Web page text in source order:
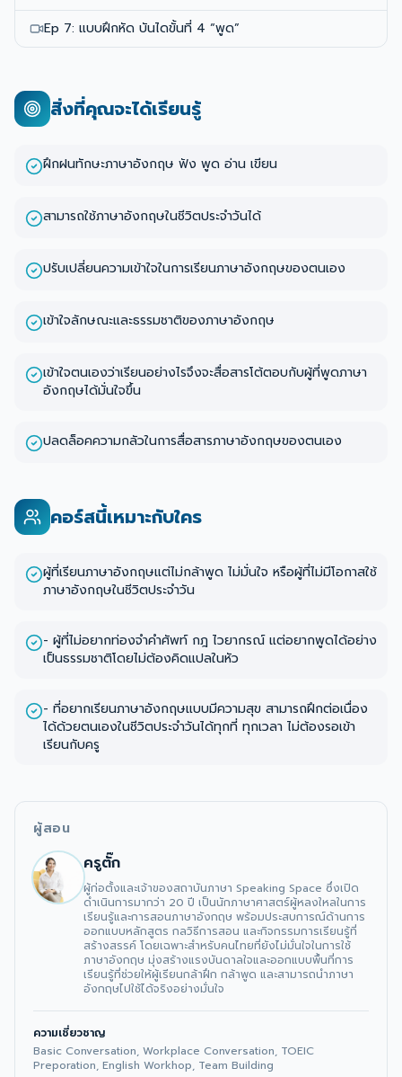
Ep 7: แบบฝึกหัด บันไดขั้นที่ 4 “พูด”
สิ่งที่คุณจะได้เรียนรู้
ฝึกฝนทักษะภาษาอังกฤษ ฟัง พูด อ่าน เขียน
สามารถใช้ภาษาอังกฤษในชีวิตประจำวันได้
ปรับเปลี่ยนความเข้าใจในการเรียนภาษาอังกฤษของตนเอง
เข้าใจลักษณะและธรรมชาติของภาษาอังกฤษ
เข้าใจตนเองว่าเรียนอย่างไรจึงจะสื่อสารโต้ตอบกับผู้ที่พูดภาษา
อังกฤษได้มั่นใจขึ้น
ปลดล็อคความกลัวในการสื่อสารภาษาอังกฤษของตนเอง
คอร์สนี้เหมาะกับใคร
ผู้ที่เรียนภาษาอังกฤษแต่ไม่กล้าพูด ไม่มั่นใจ หรือผู้ที่ไม่มีโอกาสใช้
ภาษาอังกฤษในชีวิตประจำวัน
- ผู้ที่ไม่อยากท่องจำคำศัพท์ กฎ ไวยากรณ์ แต่อยากพูดได้อย่าง
เป็นธรรมชาติโดยไม่ต้องคิดแปลในหัว
- ที่อยากเรียนภาษาอังกฤษแบบมีความสุข สามารถฝึกต่อเนื่อง
ได้ด้วยตนเองในชีวิตประจำวันได้ทุกที่ ทุกเวลา ไม่ต้องรอเข้า
เรียนกับครู
ผู้สอน
ครูตั๊ก
ผู้ก่อตั้งและเจ้าของสถาบันภาษา Speaking Space ซึ่งเปิด
ดำเนินการมากว่า 20 ปี เป็นนักภาษาศาสตร์ผู้หลงใหลในการ
เรียนรู้และการสอนภาษาอังกฤษ พร้อมประสบการณ์ด้านการ
ออกแบบหลักสูตร กลวิธีการสอน และกิจกรรมการเรียนรู้ที่
สร้างสรรค์ โดยเฉพาะสำหรับคนไทยที่ยังไม่มั่นใจในการใช้
ภาษาอังกฤษ มุ่งสร้างแรงบันดาลใจและออกแบบพื้นที่การ
เรียนรู้ที่ช่วยให้ผู้เรียนกล้าฝึก กล้าพูด และสามารถนำภาษา
อังกฤษไปใช้ได้จริงอย่างมั่นใจ
ความเชี่ยวชาญ
Basic Conversation, Workplace Conversation, TOEIC
Preporation, English Workhop, Team Building